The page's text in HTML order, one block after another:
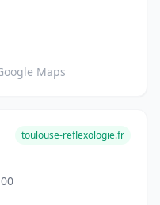
Maps
toulouse-reflexologie.fr